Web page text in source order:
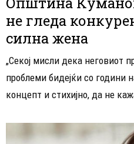
не гледа
силна жена
„Секој мисли дека неговиот
проблеми бидејќи со години
концепт и стихијно, да не